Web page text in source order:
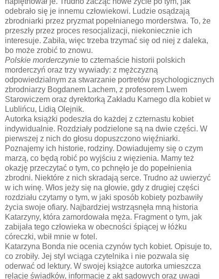
odebrało się je innemu człowiekowi. Ludzie osądzają
zbrodniarki przez pryzmat popełnianego morderstwa. To, że
przeszły przez proces resocjalizacji, niekoniecznie ich
interesuje. Zabiła, więc trzeba trzymać się od niej z daleka,
bo może zrobić to znowu.
Polskie morderczynie to czternaście historii polskich
morderczyń oraz trzy wywiady: z mężczyzną
odpowiedzialnym za stwarzanie portretów psychologicznych
zbrodniarzy Bogdanem Lachem, z profesorem Lwem
Starowiczem oraz dyrektorką Zakładu Karnego dla kobiet w
Lublińcu, Lidią Olejnik.
Autorka książki podeszła do każdej z czternastu kobiet
indywidualnie. Rozdziały podzielone są na dwie części. W
pierwszej z nich do głosu dopuszczono więźniarki.
Poznajemy ich historie, rodziny. Dowiadujemy się o czym
marzą, co będą robić po wyjściu z więzienia. Mamy też
okazję przeczytać o tym, co pchnęło je do popełnienia
zbrodni. Niektóre z nich skradają serce. Trudno aż uwierzyć
w ich winę. Włos jeży się na głowie, gdy z drugiej części
rozdziału czytamy o tym, w jaki sposób kobiety pozbawiły
życia swoje ofiary. Najbardziej wstrząsnęła mną historia
Katarzyny, która zamordowała męża. Fragment o tym, jak
zabijała tego człowieka w obecności śpiącej w łóżku
córeczki, wbił mnie w fotel.
Katarzyna Bonda nie ocenia czynów tych kobiet. Opisuje to,
co zrobiły. Jej styl wciąga czytelnika i nie pozwala się
oderwać od lektury. W swojej książce autorka umieszcza
relacje świadków, informacje z akt sądowych oraz uwagi